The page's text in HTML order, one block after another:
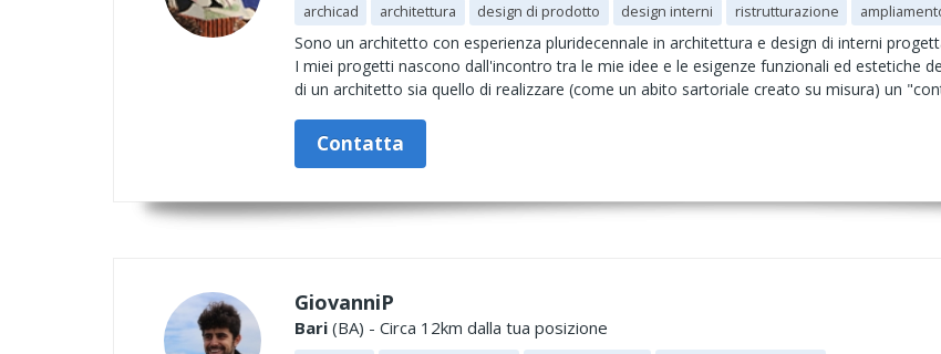
archicad architettura design di prodotto design interni ristrutturazione
Sono un architetto con esperienza pluridecennale in architettura e design di interni
I miei progetti nascono dall'incontro tra le mie idee e le esigenze funzionali ed estetiche
di un architetto sia quello di realizzare (come un abito sartoriale creato su misura) un
Contatta
GiovanniP
Bari (BA) - Circa 12km dalla tua posizione